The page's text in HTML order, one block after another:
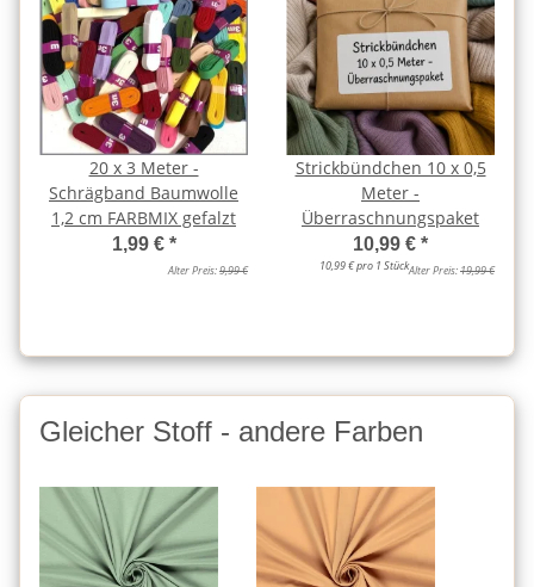
20 x 3 Meter -
Schrägband Baumwolle
1,2 cm FARBMIX gefalzt
1,99 € *
Alter Preis:9,99 €
Strickbündchen 10 x 0,5
Meter -
Überraschnungspaket
10,99 € *
10,99 € pro 1 StückAlter Preis:19,99 €
Gleicher Stoff - andere Farben